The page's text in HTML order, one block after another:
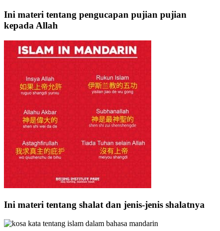
Ini materi tentang pengucapan pujian pujian
kepada Allah
Ini materi tentang shalat dan jenis-jenis shalatnya